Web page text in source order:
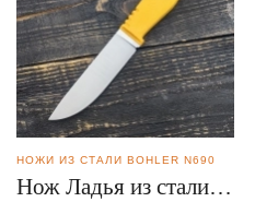
НОЖИ ИЗ СТАЛИ BOHLER N690
Нож Ладья из стали